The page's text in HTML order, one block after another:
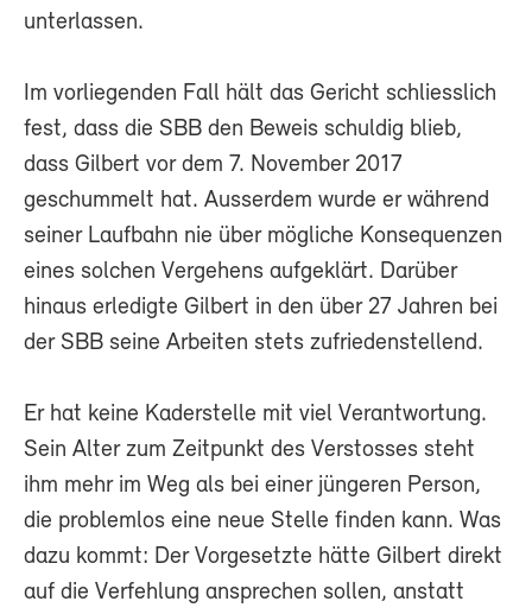
unterlassen.
Im vorliegenden Fall hält das Gericht schliesslich
fest, dass die SBB den Beweis schuldig blieb,
dass Gilbert vor dem 7. November 2017
geschummelt hat. Ausserdem wurde er während
seiner Laufbahn nie über mögliche Konsequenzen
eines solchen Vergehens aufgeklärt. Darüber
hinaus erledigte Gilbert in den über 27 Jahren bei
der SBB seine Arbeiten stets zufriedenstellend.
Er hat keine Kaderstelle mit viel Verantwortung.
Sein Alter zum Zeitpunkt des Verstosses steht
ihm mehr im Weg als bei einer jüngeren Person,
die problemlos eine neue Stelle finden kann. Was
dazu kommt: Der Vorgesetzte hätte Gilbert direkt
auf die Verfehlung ansprechen sollen, anstatt